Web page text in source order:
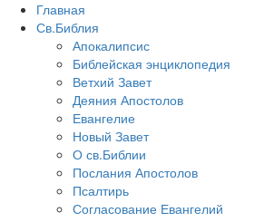
Главная
Св.Библия
Апокалипсис
Библейская энциклопедия
Ветхий Завет
Деяния Апостолов
Евангелие
Новый Завет
О св.Библии
Послания Апостолов
Псалтирь
Согласование Евангелий